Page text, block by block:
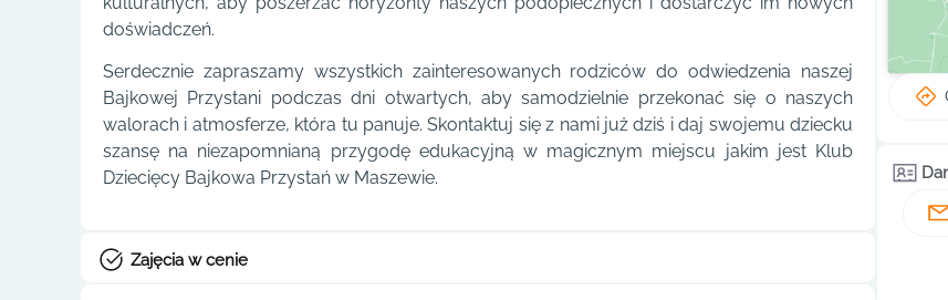
doświadczeń.
Serdecznie zapraszamy wszystkich zainteresowanych rodziców do odwiedzenia naszej
Bajkowej Przystani podczas dni otwartych, aby samodzielnie przekonać się o naszych
walorach i atmosferze, która tu panuje. Skontaktuj się z nami już dziś i daj swojemu dziecku
szansę na niezapomnianą przygodę edukacyjną w magicznym miejscu jakim jest Klub
Dziecięcy Bajkowa Przystań w Maszewie.
Zajęcia w cenie